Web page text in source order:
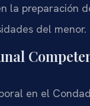
la preparación
del menor.
en el